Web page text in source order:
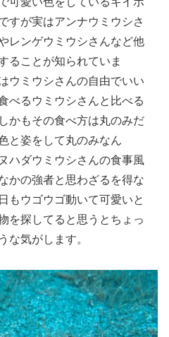
すが実はアンナウミウシさ
レンゲウミウシさんなど他
ることが知られていま
ウミウシさんの自由でいい
べるウミウシさんと比べる
かもその食べ方は丸のみだ
と姿をして丸のみなん
ハダウミウシさんの食事風
かの強者と思わざるを得な
もウゴウゴ動いて可愛いと
を探してると思うとちょっ
な気がします。